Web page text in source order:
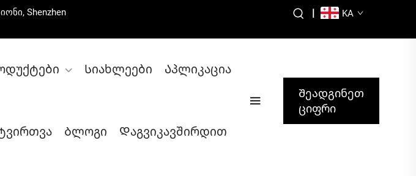
Shenzhen
| KA
Სიახლეები Აპლიკაცია
Ბლოგი Დაგვიკავშირდით
Შეადგინეთ
ციფრი